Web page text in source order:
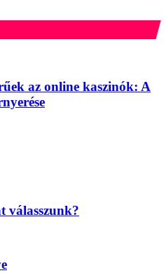
az online kaszinók: A
válasszunk?